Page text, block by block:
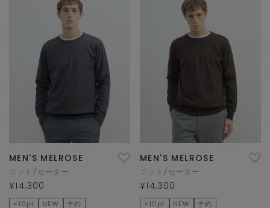
MEN'S MELROSE
ニット/セーター
¥14,300
×10pt NEW 予約
MEN'S MELROSE
ニット/セーター
¥14,300
×10pt NEW 予約